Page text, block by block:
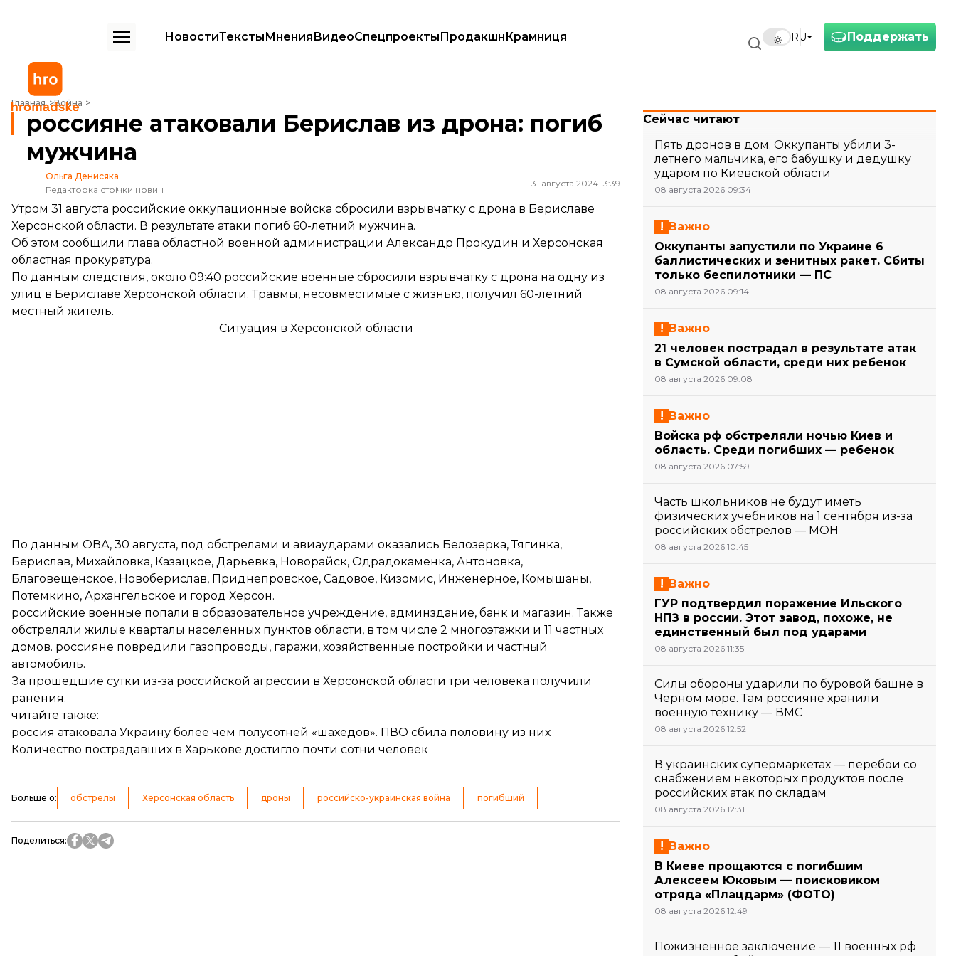
Поддержать
RU
НовостиТекстыМненияВидеоСпецпроектыПродакшнКрамниця
Главная Война
россияне атаковали Берислав из дрона: погиб мужчина
россияне атаковали Берислав из дрона: погиб
мужчина
Ольга Денисяка
Редакторка стрічки новин
31 августа 2024 13:39
Утром 31 августа российские оккупационные войска сбросили взрывчатку с дрона в Бериславе
Херсонской области. В результате атаки погиб 60-летний мужчина.
Об этом сообщили глава областной военной администрации Александр Прокудин и Херсонская
областная прокуратура.
По данным следствия, около 09:40 российские военные сбросили взрывчатку с дрона на одну из
улиц в Бериславе Херсонской области. Травмы, несовместимые с жизнью, получил 60-летний
местный житель.
Ситуация в Херсонской области
По данным ОВА, 30 августа, под обстрелами и авиаударами оказались Белозерка, Тягинка,
Берислав, Михайловка, Казацкое, Дарьевка, Новорайск, Одрадокаменка, Антоновка,
Благовещенское, Новоберислав, Приднепровское, Садовое, Кизомис, Инженерное, Комышаны,
Потемкино, Архангельское и город Херсон.
российские военные попали в образовательное учреждение, админздание, банк и магазин. Также
обстреляли жилые кварталы населенных пунктов области, в том числе 2 многоэтажки и 11 частных
домов. россияне повредили газопроводы, гаражи, хозяйственные постройки и частный
автомобиль.
За прошедшие сутки из-за российской агрессии в Херсонской области три человека получили
ранения.
читайте также:
россия атаковала Украину более чем полусотней «шахедов». ПВО сбила половину из них
Количество пострадавших в Харькове достигло почти сотни человек
Больше о: обстрелы Херсонская область дроны российско-украинская война погибший
Поделиться:
Сейчас читают
Пять дронов в дом. Оккупанты убили 3-
летнего мальчика, его бабушку и дедушку
ударом по Киевской области
08 августа 2026 09:34
Важно
Оккупанты запустили по Украине 6
баллистических и зенитных ракет. Сбиты
только беспилотники — ПС
08 августа 2026 09:14
Важно
21 человек пострадал в результате атак
в Сумской области, среди них ребенок
08 августа 2026 09:08
Важно
Войска рф обстреляли ночью Киев и
область. Среди погибших — ребенок
08 августа 2026 07:59
Часть школьников не будут иметь
физических учебников на 1 сентября из-за
российских обстрелов — МОН
08 августа 2026 10:45
Важно
ГУР подтвердил поражение Ильского
НПЗ в россии. Этот завод, похоже, не
единственный был под ударами
08 августа 2026 11:35
Силы обороны ударили по буровой башне в
Черном море. Там россияне хранили
военную технику — ВМС
08 августа 2026 12:52
В украинских супермаркетах — перебои со
снабжением некоторых продуктов после
российских атак по складам
08 августа 2026 12:31
Важно
В Киеве прощаются с погибшим
Алексеем Юковым — поисковиком
отряда «Плацдарм» (ФОТО)
08 августа 2026 12:49
Пожизненное заключение — 11 военных рф